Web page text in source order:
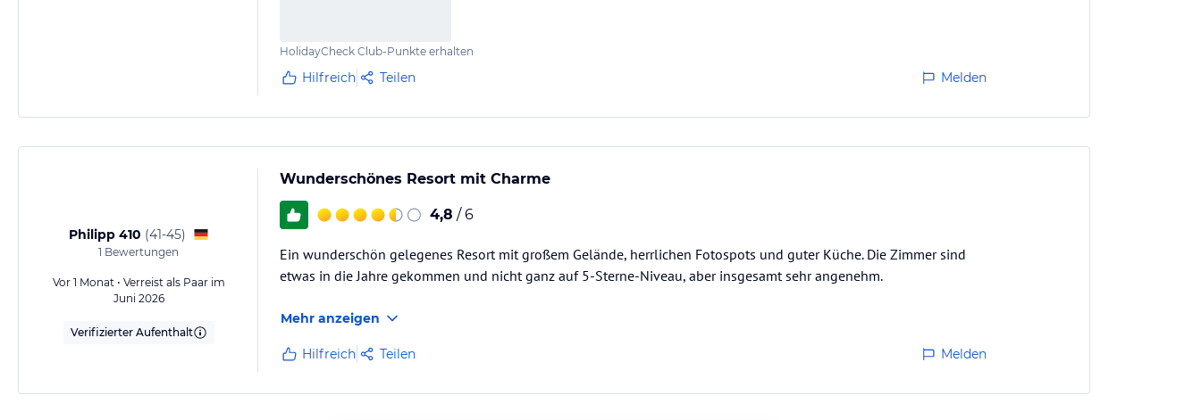
HolidayCheck Club-Punkte erhalten
Hilfreich Teilen Melden
Philipp 410 (41-45)
1 Bewertungen
Vor 1 Monat • Verreist als Paar im
Juni 2026
Verifizierter Aufenthalt
Wunderschönes Resort mit Charme
4,8 / 6
Ein wunderschön gelegenes Resort mit großem Gelände, herrlichen Fotospots und guter Küche. Die Zimmer sind
etwas in die Jahre gekommen und nicht ganz auf 5-Sterne-Niveau, aber insgesamt sehr angenehm.
Mehr anzeigen
Hilfreich Teilen Melden